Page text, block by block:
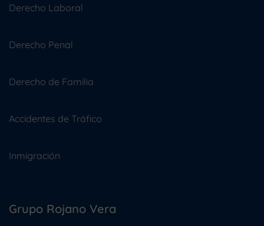
Derecho Laboral
Derecho Penal
Derecho de Familia
Accidentes de Tráfico
Inmigración
Grupo Rojano Vera